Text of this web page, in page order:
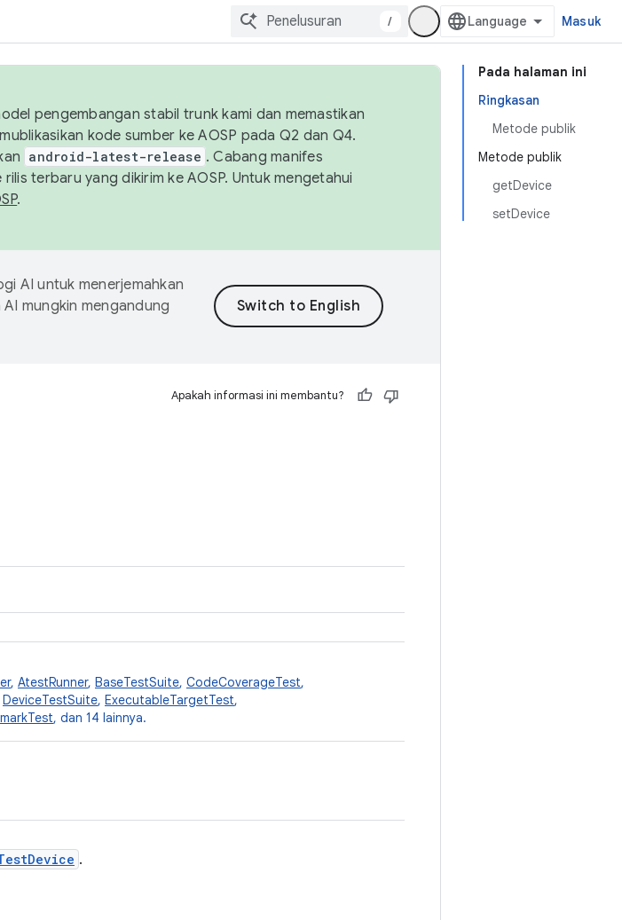
/ Masuk
Pada halaman ini
Ringkasan
Metode publik
Metode publik
getDevice
setDevice
pengembangan stabil trunk kami dan memastikan
kode sumber ke AOSP pada Q2 dan Q4.
android-latest-release . Cabang manifes
rilis terbaru yang dikirim ke AOSP. Untuk mengetahui
.
AI untuk menerjemahkan
mungkin mengandung
Apakah informasi ini membantu?
, AtestRunner, BaseTestSuite, CodeCoverageTest,
DeviceTestSuite, ExecutableTargetTest,
, dan 14 lainnya.
.